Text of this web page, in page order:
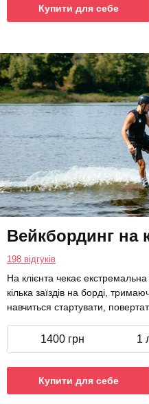
Купити для себе
Вейкбординг на
198 відгуків
На клієнта чекає
кілька заїздів на борді,
навчиться стартувати,
1400 грн 1
Купити для себе